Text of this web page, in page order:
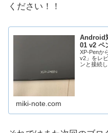
ください！！
Android
01 v2 ペ
XP-Penか
v2」をレ
ンと接続
miki-note.com